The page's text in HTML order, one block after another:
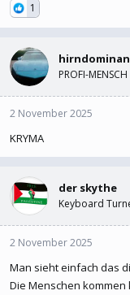
1
PROFI-MENSCH
2 November 2025
KRYMA
der skythe
Keyboard
2 November 2025
Man sieht einfach das
Die Menschen